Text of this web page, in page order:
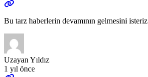
Bu tarz haberlerin devamının gelmesini isteriz
Uzayan Yıldız
1 yıl önce